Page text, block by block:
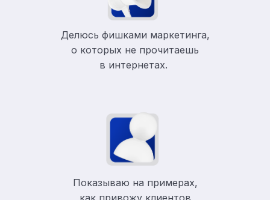
Делюсь фишками маркетинга,
о которых не прочитаешь
в интернетах.
Показываю на примерах,